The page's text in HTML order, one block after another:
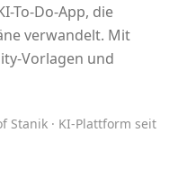
To-Do-App, die
verwandelt. Mit
Vorlagen und
Stanik · KI-Plattform seit